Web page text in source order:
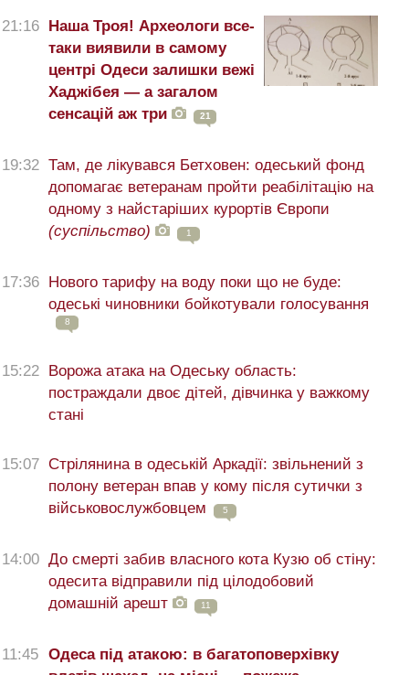
21:16 Наша Троя! Археологи все-
таки виявили в самому
центрі Одеси залишки вежі
Хаджібея — а загалом
сенсацій аж три
21
19:32 Там, де лікувався Бетховен: одеський фонд
допомагає ветеранам пройти реабілітацію на
одному з найстаріших курортів Європи
(суспільство)
1
17:36 Нового тарифу на воду поки що не буде:
одеські чиновники бойкотували голосування
8
15:22 Ворожа атака на Одеську область:
постраждали двоє дітей, дівчинка у важкому
стані
15:07 Стрілянина в одеській Аркадії: звільнений з
полону ветеран впав у кому після сутички з
військовослужбовцем
5
14:00 До смерті забив власного кота Кузю об стіну:
одесита відправили під цілодобовий
домашній арешт
11
11:45 Одеса під атакою: в багатоповерхівку